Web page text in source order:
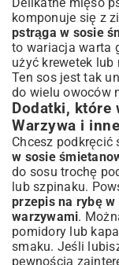
komponuje się z
pstrąga w sosie
to wariacja warta
użyć krewetek lub
Ten sos jest tak
do wielu owoców
Dodatki, które
Warzywa i
Chcesz podkręcić
w sosie
do sosu trochę
lub szpinaku.
przepis na rybę
warzywami.
pomidory lub
smaku. Jeśli
pewnością